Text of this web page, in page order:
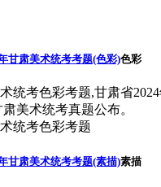
甘肃美术统考考题(色彩)色彩
统考色彩考题,甘肃省
美术统考真题公布。
甘肃美术统考考题(素描)素描